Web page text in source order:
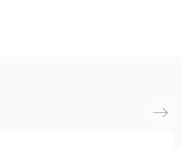
Next